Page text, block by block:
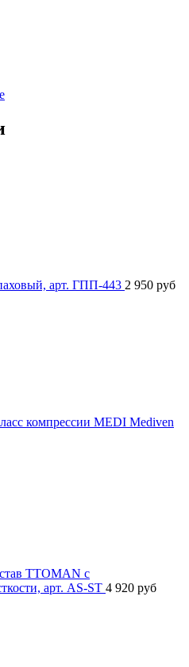
арт. ГПП-443 2 950 руб
компрессии MEDI Mediven
TTOMAN с
арт. AS-ST 4 920 руб